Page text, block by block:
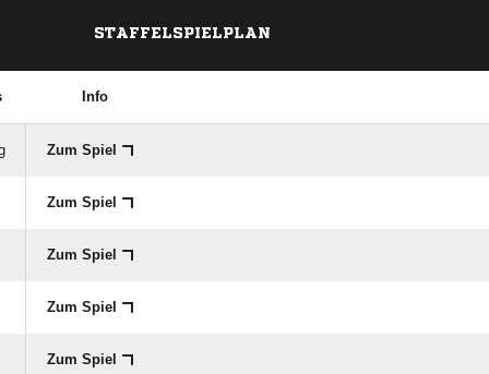
STAFFELSPIELPLAN
Info
Zum Spiel
Zum Spiel
Zum Spiel
Zum Spiel
Zum Spiel